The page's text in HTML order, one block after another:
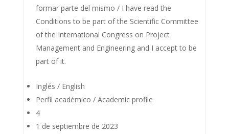
formar parte del mismo / I have read the
Conditions to be part of the Scientific Committee
of the International Congress on Project
Management and Engineering and I accept to be
part of it.
Inglés / English
Perfil académico / Academic profile
4
1 de septiembre de 2023